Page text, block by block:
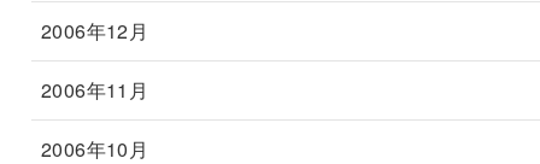
2006年12月
2006年11月
2006年10月